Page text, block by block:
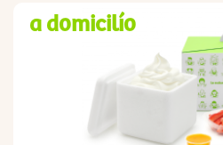
a domicilío